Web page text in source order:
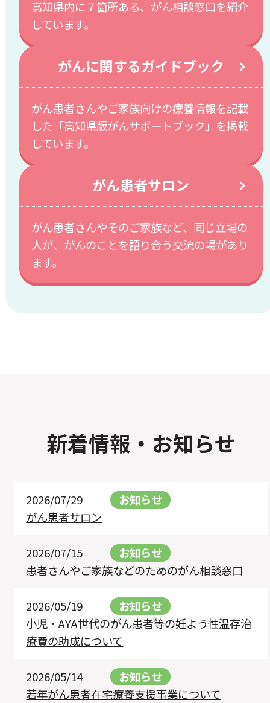
高知県内に７箇所ある、がん相談窓口を紹介
しています。
がんに関するガイドブック
がん患者さんやご家族向けの療養情報を記載
した「高知県版がんサポートブック」を掲載
しています。
がん患者サロン
がん患者さんやそのご家族など、同じ立場の
人が、がんのことを語り合う交流の場があり
ます。
新着情報・お知らせ
2026/07/29
お知らせ
がん患者サロン
2026/07/15
お知らせ
患者さんやご家族などのためのがん相談窓口
2026/05/19
お知らせ
小児・AYA世代のがん患者等の妊よう性温存治
療費の助成について
2026/05/14
お知らせ
若年がん患者在宅療養支援事業について